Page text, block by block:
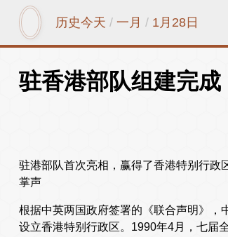
历史今天 / 一月 / 1月28日
驻香港部队组建完成
驻港部队首次亮相，赢得了香港特别行政
掌声
根据中英两国政府签署的《联合声明》，
设立香港特别行政区。1990年4月，七届